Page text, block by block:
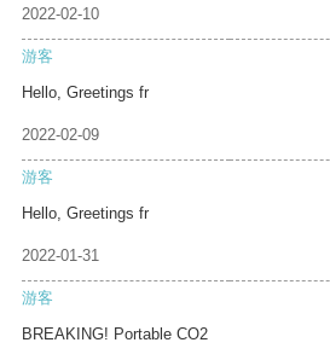
2022-02-10
游客
Hello, Greetings fr
2022-02-09
游客
Hello, Greetings fr
2022-01-31
游客
BREAKING! Portable CO2